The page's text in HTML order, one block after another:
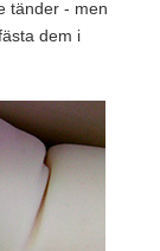
tänder - men
dem i